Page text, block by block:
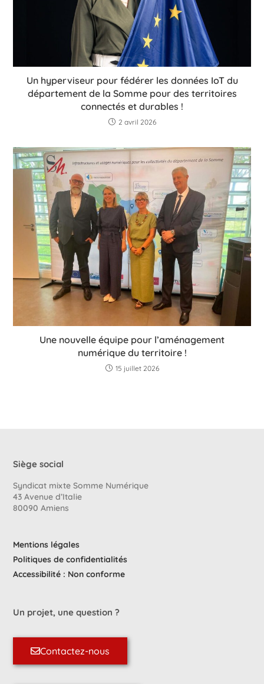
Un hyperviseur pour fédérer les données IoT du
département de la Somme pour des territoires
connectés et durables !
2 avril 2026
Une nouvelle équipe pour l’aménagement
numérique du territoire !
15 juillet 2026
Siège social
Syndicat mixte Somme Numérique
43 Avenue d’Italie
80090 Amiens
Mentions légales
Politiques de confidentialités
Accessibilité : Non conforme
Un projet, une question ?
Contactez-nous